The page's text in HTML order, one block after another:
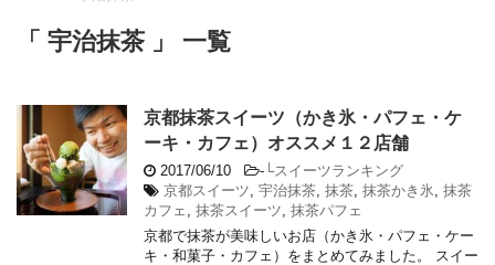
「 宇治抹茶 」 一覧
京都抹茶スイーツ（かき氷・パフェ・ケ
ーキ・カフェ）オススメ１２店舗
2017/06/10 - └スイーツランキング
京都スイーツ 宇治抹茶 抹茶 抹茶かき氷 抹茶
カフェ
抹茶スイーツ 抹茶パフェ
京都で抹茶が美味しいお店（かき氷・パフェ・ケー
キ・和菓子・カフェ）をまとめてみました。 スイー